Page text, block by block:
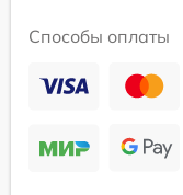
Способы оплаты